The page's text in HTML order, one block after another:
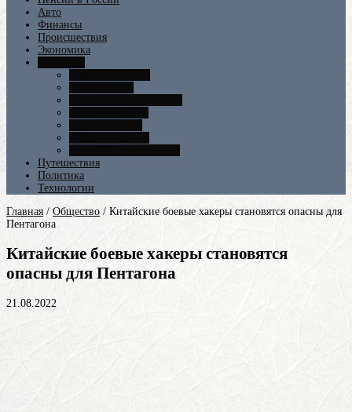
Авто
Финансы
Происшествия
Экономика
Путешествия
Политика
Технологии
Главная / Общество / Китайские боевые хакеры становятся опасны для
Пентагона
Китайские боевые хакеры становятся
опасны для Пентагона
21.08.2022